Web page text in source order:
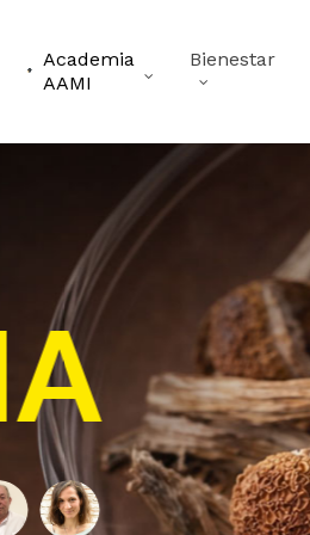
Academia
AAMI
Bienestar